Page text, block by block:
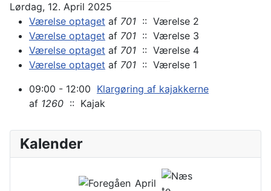
Lørdag, 12. April 2025
Værelse optaget af 701 :: Værelse 2
Værelse optaget af 701 :: Værelse 3
Værelse optaget af 701 :: Værelse 4
Værelse optaget af 701 :: Værelse 1
09:00 - 12:00 Klargøring af kajakkerne
af 1260 :: Kajak
Kalender
April